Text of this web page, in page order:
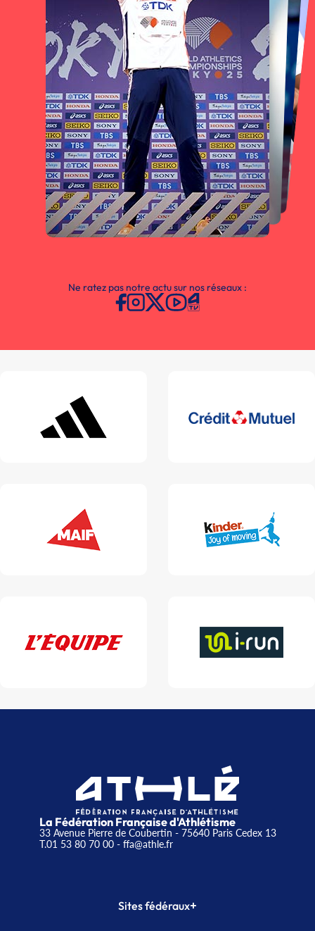
Ne ratez pas notre actu sur nos réseaux :
La Fédération Française d'Athlétisme
33 Avenue Pierre de Coubertin - 75640 Paris Cedex 13
T.01 53 80 70 00- ffa@athle.fr
Sites fédéraux+